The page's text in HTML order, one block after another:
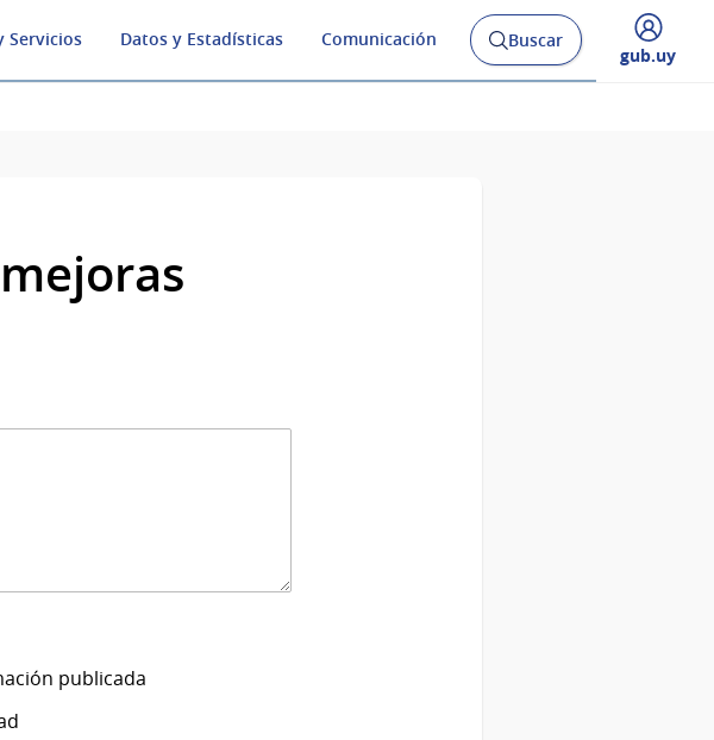
Servicios Datos y Estadísticas Comunicación
Abrir
buscador
Buscar
Desplegar
gub.uy
publicada